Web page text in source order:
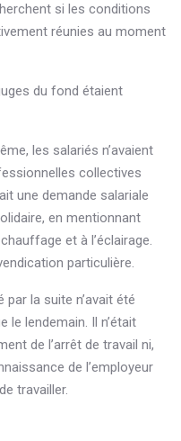
si les conditions
réunies au moment
du fond étaient
les salariés n’avaient
collectives
une demande salariale
en mentionnant
et à l’éclairage.
particulière.
la suite n’avait été
le lendemain. Il n’était
de l’arrêt de travail ni,
de l’employeur
travailler.